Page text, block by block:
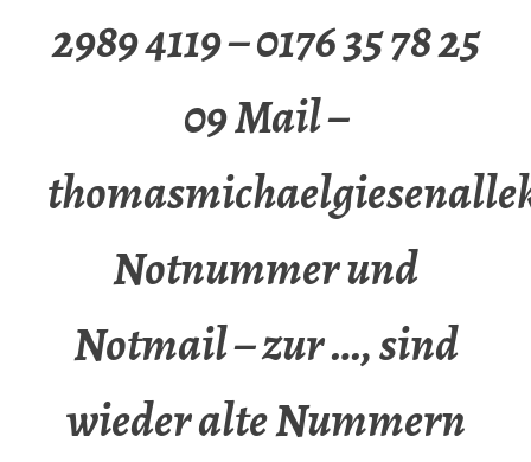
2989 4119 – 0176 35 78 25
09 Mail –
Notnummer und
Notmail – zur …, sind
wieder alte Nummern